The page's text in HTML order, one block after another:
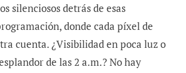
silenciosos detrás de esas
donde cada píxel de
cuenta. ¿Visibilidad en poca luz o
de las 2 a.m.? No hay